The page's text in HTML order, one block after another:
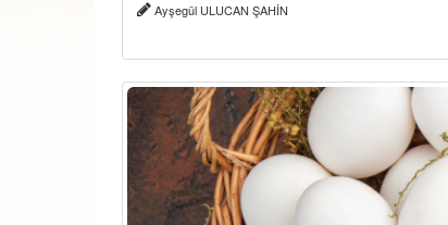
Ayşegül ULUCAN ŞAHİN